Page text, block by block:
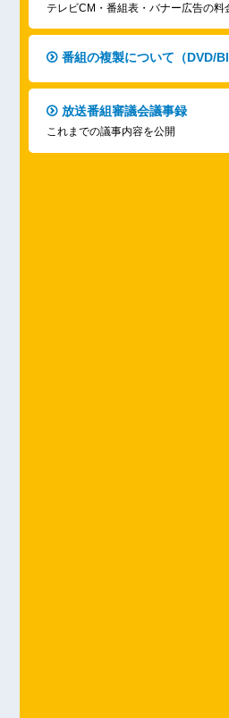
テレビCM・番組表・バナー広告の料
番組の複製について（DVD/
放送番組審議会議事録
これまでの議事内容を公開